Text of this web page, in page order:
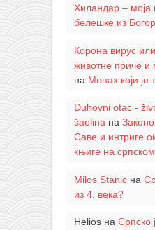
Хиландар – моја
белешке из
Корона вирус
животне приче
на Монах који је
Duhovni otac -
šaolina на
Саве и интриге
књиге на српском
Milos Stanicна
из 4. века?
Heliosна Српско